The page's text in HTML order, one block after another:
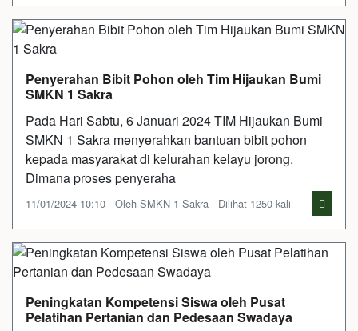
Penyerahan Bibit Pohon oleh Tim Hijaukan Bumi
SMKN 1 Sakra
Pada Hari Sabtu, 6 Januari 2024 TIM Hijaukan Bumi
SMKN 1 Sakra menyerahkan bantuan bibit pohon
kepada masyarakat di kelurahan kelayu jorong.
Dimana proses penyeraha
11/01/2024 10:10 - Oleh SMKN 1 Sakra - Dilihat 1250 kali
Peningkatan Kompetensi Siswa oleh Pusat
Pelatihan Pertanian dan Pedesaan Swadaya